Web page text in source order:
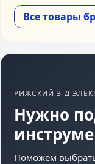
Все товары
РИЖСКИЙ З-Д
Нужно
Поможем